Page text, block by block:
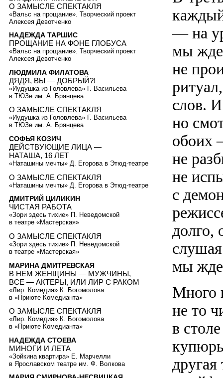
— на
мы
не
слов.
но
обоих
не
не
с
долго,
мы
Много
не то
в
О ЗАМЫСЛЕ СПЕКТАКЛЯ
«Вальс на прощание». Творческий проект
Алексея Девотченко
НАДЕЖДА ТАРШИС
ПРОЩАНИЕ НА ФОНЕ ГЛОБУСА
«Вальс на прощание». Творческий проект
Алексея Девотченко
ЛЮДМИЛА ФИЛАТОВА
ДЯДЯ, ВЫ — ДОБРЫЙ?!
«Иудушка из Головлева» Г. Васильева
в ТЮЗе им. А. Брянцева
О ЗАМЫСЛЕ СПЕКТАКЛЯ
«Иудушка из Головлева» Г. Васильева
в ТЮЗе им. А. Брянцева
СОФЬЯ КОЗИЧ
ДЕЙСТВУЮЩИЕ ЛИЦА —
НАТАША, 16 ЛЕТ
«Наташины мечты» Д. Егорова в Этюд-театре
О ЗАМЫСЛЕ СПЕКТАКЛЯ
«Наташины мечты» Д. Егорова в Этюд-театре
ДМИТРИЙ ЦИЛИКИН
ЧИСТАЯ РАБОТА
«Зори здесь тихие» П. Неведомской
в театре «Мастерская»
О ЗАМЫСЛЕ СПЕКТАКЛЯ
«Зори здесь тихие» П. Неведомской
в театре «Мастерская»
МАРИНА ДМИТРЕВСКАЯ
В НЕМ ЖЕНЩИНЫ — МУЖЧИНЫ,
ВСЕ — АКТЕРЫ, ИЛИ ЛИР С РАКОМ
«Лир. Комедия» К. Богомолова
в «Приюте Комедианта»
О ЗАМЫСЛЕ СПЕКТАКЛЯ
«Лир. Комедия» К. Богомолова
в «Приюте Комедианта»
НАДЕЖДА СТОЕВА
МИНОГИ И ЛЕТА
«Зойкина квартира» Е. Марчелли
в Ярославском театре им. Ф. Волкова